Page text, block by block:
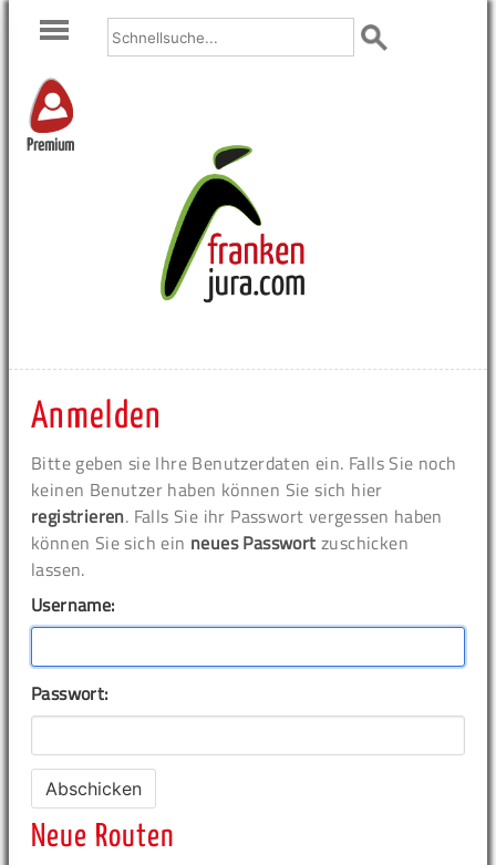
Premium
Anmelden
Bitte geben sie Ihre Benutzerdaten ein. Falls Sie noch
keinen Benutzer haben können Sie sich hier
registrieren. Falls Sie ihr Passwort vergessen haben
können Sie sich ein neues Passwort zuschicken
lassen.
Username:
Passwort:
Neue Routen